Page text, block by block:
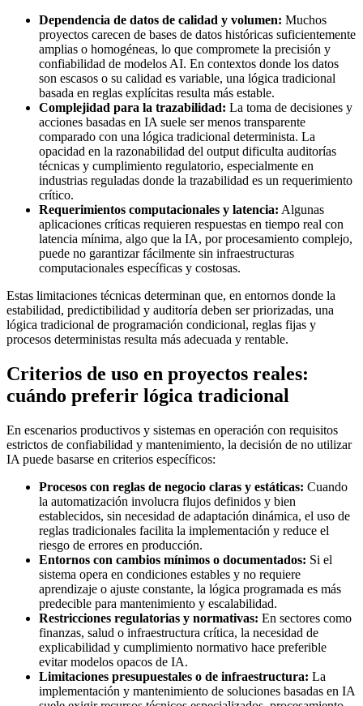
Dependencia de datos de calidad y volumen: Muchos
proyectos carecen de bases de datos históricas suficientemente
amplias o homogéneas, lo que compromete la precisión y
confiabilidad de modelos AI. En contextos donde los datos
son escasos o su calidad es variable, una lógica tradicional
basada en reglas explícitas resulta más estable.
Complejidad para la trazabilidad: La toma de decisiones y
acciones basadas en IA suele ser menos transparente
comparado con una lógica tradicional determinista. La
opacidad en la razonabilidad del output dificulta auditorías
técnicas y cumplimiento regulatorio, especialmente en
industrias reguladas donde la trazabilidad es un requerimiento
crítico.
Requerimientos computacionales y latencia: Algunas
aplicaciones críticas requieren respuestas en tiempo real con
latencia mínima, algo que la IA, por procesamiento complejo,
puede no garantizar fácilmente sin infraestructuras
computacionales específicas y costosas.
Estas limitaciones técnicas determinan que, en entornos donde la
estabilidad, predictibilidad y auditoría deben ser priorizadas, una
lógica tradicional de programación condicional, reglas fijas y
procesos deterministas resulta más adecuada y rentable.
Criterios de uso en proyectos reales:
cuándo preferir lógica tradicional
En escenarios productivos y sistemas en operación con requisitos
estrictos de confiabilidad y mantenimiento, la decisión de no utilizar
IA puede basarse en criterios específicos:
Procesos con reglas de negocio claras y estáticas: Cuando
la automatización involucra flujos definidos y bien
establecidos, sin necesidad de adaptación dinámica, el uso de
reglas tradicionales facilita la implementación y reduce el
riesgo de errores en producción.
Entornos con cambios mínimos o documentados: Si el
sistema opera en condiciones estables y no requiere
aprendizaje o ajuste constante, la lógica programada es más
predecible para mantenimiento y escalabilidad.
Restricciones regulatorias y normativas: En sectores como
finanzas, salud o infraestructura crítica, la necesidad de
explicabilidad y cumplimiento normativo hace preferible
evitar modelos opacos de IA.
Limitaciones presupuestales o de infraestructura: La
implementación y mantenimiento de soluciones basadas en IA